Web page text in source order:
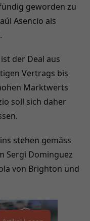
geworden zu
Asencio als
der Deal aus
Vertrags bis
Marktwerts
soll sich daher
stehen gemäss
Sergi Dominguez
von Brighton und